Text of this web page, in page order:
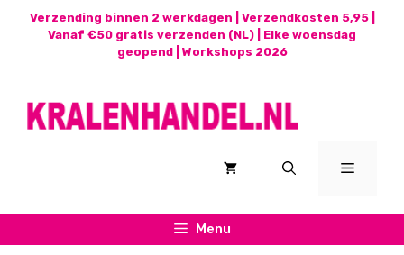
Verzending binnen 2 werkdagen | Verzendkosten 5,95 |
Vanaf €50 gratis verzenden (NL) | Elke woensdag
geopend | Workshops 2026
Menu
Menu